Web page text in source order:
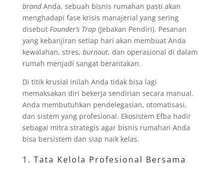
brandAnda, sebuah bisnis rumahan pasti akan
menghadapi fase krisis manajerial yang sering
disebut Founder’s Trap(Jebakan Pendiri). Pesanan
yang kebanjiran setiap hari akan membuat Anda
kewalahan, stres, burnout, dan operasional di dalam
rumah menjadi sangat berantakan.
Di titik krusial inilah Anda tidak bisa lagi
memaksakan diri bekerja sendirian secara manual.
Anda membutuhkan pendelegasian, otomatisasi,
dan sistem yang profesional. Ekosistem Efba hadir
sebagai mitra strategis agar bisnis rumahan Anda
bisa bersistem dan siap naik kelas.
1. Tata Kelola Profesional Bersama